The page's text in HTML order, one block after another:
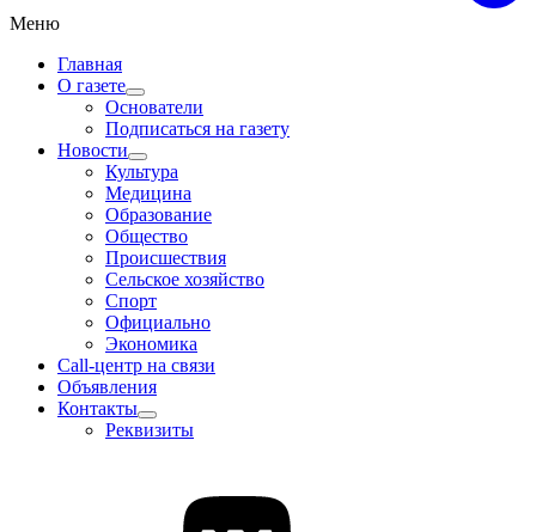
Меню
Главная
О газете
Основатели
Подписаться на газету
Новости
Культура
Медицина
Образование
Общество
Происшествия
Сельское хозяйство
Спорт
Официально
Экономика
Call-центр на связи
Объявления
Контакты
Реквизиты